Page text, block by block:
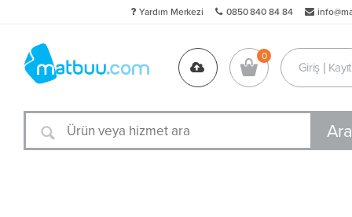
0850 840 84 84
Yardım Merkezi
Giriş | Kayıt